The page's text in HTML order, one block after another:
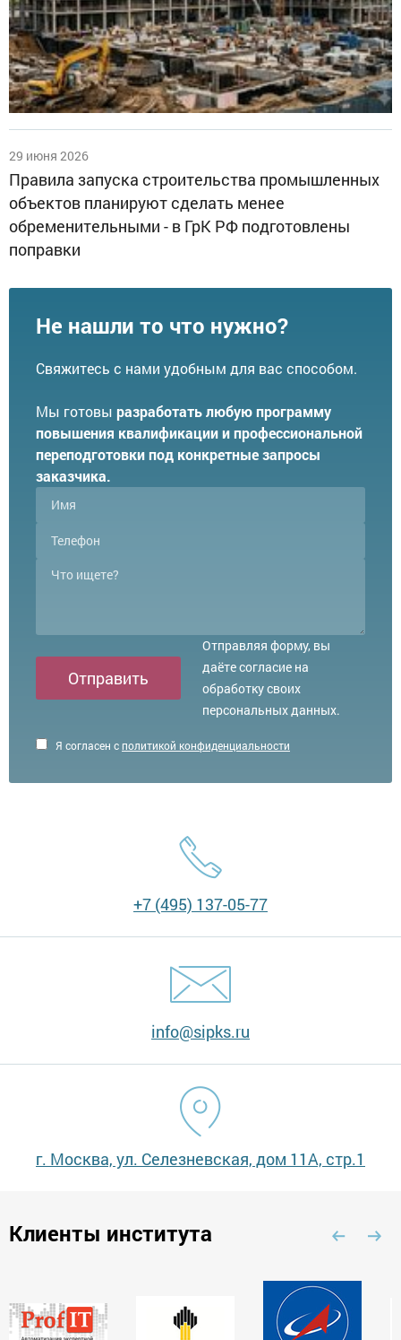
29 июня 2026
Правила запуска строительства промышленных
объектов планируют сделать менее
обременительными - в ГрК РФ подготовлены
поправки
Не нашли то что нужно?
Свяжитесь с нами удобным для вас способом.
Мы готовы разработать любую программу
повышения квалификации и профессиональной
переподготовки под конкретные запросы
заказчика.
Я согласен сполитикой конфиденциальности
Отправить
Отправляя форму, вы
даёте согласие на
обработку своих
персональных данных.
+7 (495) 137-05-77
info@sipks.ru
г. Москва, ул. Селезневская, дом 11А, стр.1
Клиенты института